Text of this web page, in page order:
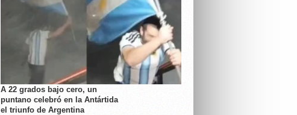
A 22 grados bajo cero, un
puntano celebró en la Antártida
el triunfo de Argentina